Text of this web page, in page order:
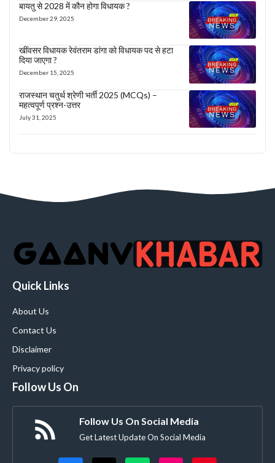
बायतु से 2028 में कौन होगा विधायक ?
December 29, 2025
खींवसर विधायक रेवंतराम डांगा को विधायक पद से हटा
दिया जाएगा ?
December 15, 2025
राजस्थान चतुर्थ श्रेणी भर्ती 2025 (MCQs) –
महत्वपूर्ण प्रश्न-उत्तर
July 31, 2025
Quick Links
About Us
Contact Us
Disclaimer
Privacy policy
Follow Us On
Follow Us On Social Media
Get Latest Update On Social Media